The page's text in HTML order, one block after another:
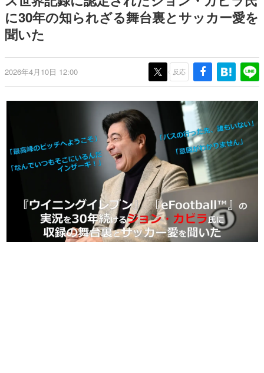
これからのデジタルゲーム市場を担う若きクリエイター達
の姿を追い、彼らのルーツと情熱を探っていきます。
日本のコンテンツ産業やカルチャーに与えた影響を探る企
画です。
日本のモバイルゲーム史における主要なトピック・タイト
ルを網羅するほか、開発者へのインタビューや識者による
解説を掲載。約20年の歴史が一望できる決定版！
若ゲのいたり〜ゲームクリエイターの青春〜
『うつヌケ』『ペンと箸』等で知られるマンガ家・田中圭
一先生によるゲーム業界レポートマンガです。
なんでゲームは面白い？
ゲーム開発者・hamatsu氏がゲームの魅力を画面や操作の
具体的な形から解き明かしていく、硬派で骨太な評論連載
です。
ゲームが変えた日本語
「経験値」「裏技」「ラスボス」… ゲームにまつわる言葉
に30年の知られざる舞台裏とサッカー愛を
聞いた
2026年4月10日 12:00 反応